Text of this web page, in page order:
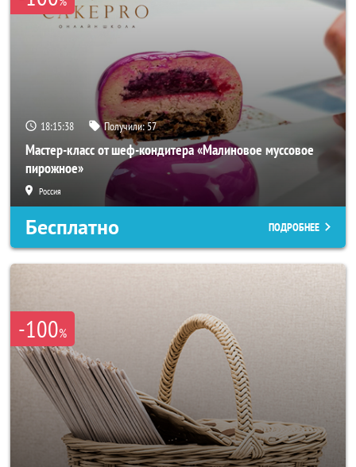
18:15:35 Получили:57
Мастер-класс от шеф-кондитера «Малиновое муссовое
пирожное»
Россия
Бесплатно ПОДРОБНЕЕ
-100%